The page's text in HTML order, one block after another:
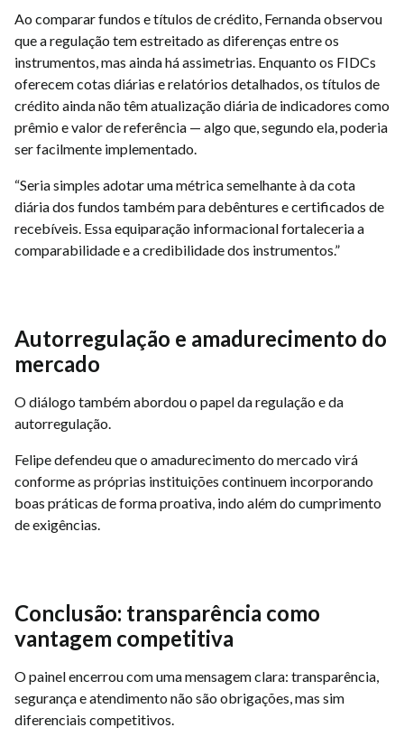
Ao comparar fundos e títulos de crédito, Fernanda observou
que a regulação tem estreitado as diferenças entre os
instrumentos, mas ainda há assimetrias. Enquanto os FIDCs
oferecem cotas diárias e relatórios detalhados, os títulos de
crédito ainda não têm atualização diária de indicadores como
prêmio e valor de referência — algo que, segundo ela, poderia
ser facilmente implementado.
“Seria simples adotar uma métrica semelhante à da cota
diária dos fundos também para debêntures e certificados de
recebíveis. Essa equiparação informacional fortaleceria a
comparabilidade e a credibilidade dos instrumentos.”
Autorregulação e amadurecimento do
mercado
O diálogo também abordou o papel da regulação e da
autorregulação.
Felipe defendeu que o amadurecimento do mercado virá
conforme as próprias instituições continuem incorporando
boas práticas de forma proativa, indo além do cumprimento
de exigências.
Conclusão: transparência como
vantagem competitiva
O painel encerrou com uma mensagem clara: transparência,
segurança e atendimento não são obrigações, mas sim
diferenciais competitivos.